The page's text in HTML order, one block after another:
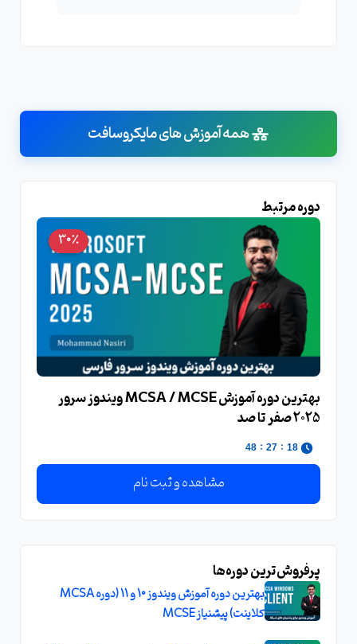
همه آموزش های مایکروسافت
دوره مرتبط
30٪
بهترین دوره آموزش MCSA / MCSE ویندوز سرور
2025 صفر تا صد
18
:
27
:
47
مشاهده و ثبت نام
پرفروش‌ترین دوره‌ها
بهترین دوره آموزش ویندوز 10 و 11 (دوره MCSA
کلاینت) پیشنیاز MCSE